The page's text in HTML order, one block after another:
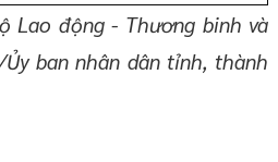
Lao động - Thương binh và
ban nhân dân tỉnh, thành